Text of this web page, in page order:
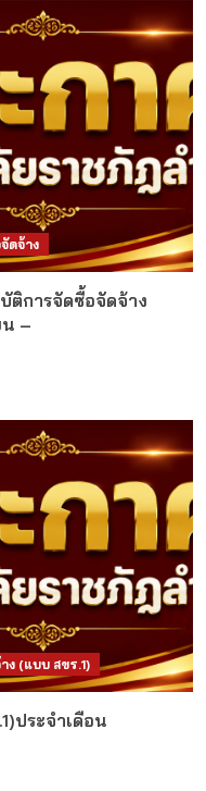
ดจ้าง
ติการจัดซื้อจัดจ้าง
–
ง (แบบ สขร.1)
ประจำเดือน